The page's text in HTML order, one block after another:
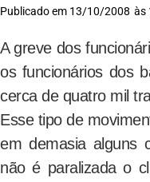
Publicado em 13/10/2008 às
A greve dos
os funcionários dos
cerca de quatro mil
Esse tipo de
em demasia alguns
não é paralizada o